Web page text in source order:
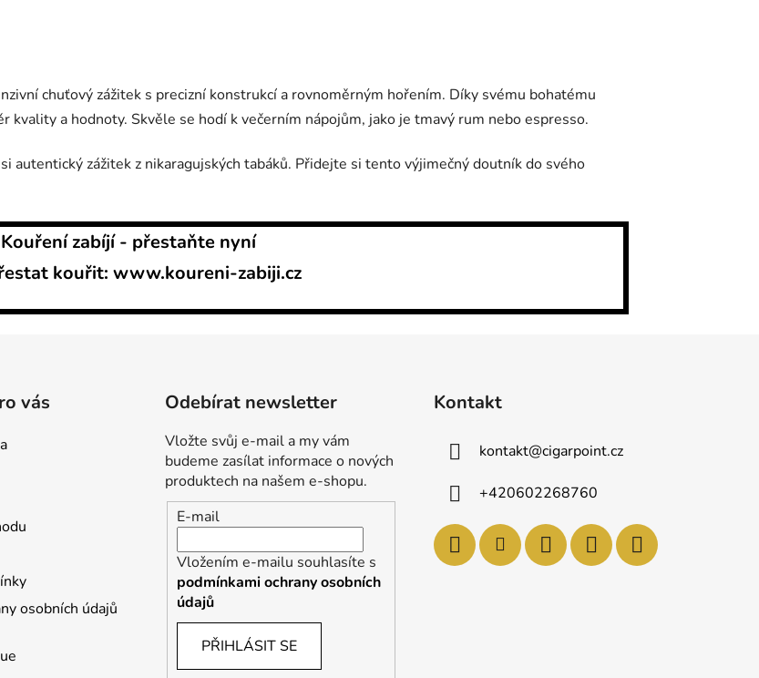
chuťový zážitek s precizní konstrukcí a rovnoměrným hořením. Díky svému bohatému
a hodnoty. Skvěle se hodí k večerním nápojům, jako je tmavý rum nebo espresso.
autentický zážitek z nikaragujských tabáků. Přidejte si tento výjimečný doutník do svého
Kouření zabíjí - přestaňte nyní
kouřit: www.koureni-zabiji.cz
vás
osobních údajů
Odebírat newsletter
Vložte svůj e-mail a my vám
budeme zasílat informace o nových
produktech na našem e-shopu.
E-mail
Vložením e-mailu souhlasíte s
podmínkami ochrany osobních
údajů
PŘIHLÁSIT SE
Kontakt
kontakt@cigarpoint.cz
+420602268760